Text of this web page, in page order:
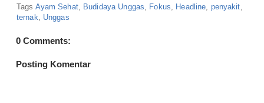
Tags Ayam Sehat, Budidaya Unggas, Fokus, Headline, penyakit,
ternak, Unggas
0 Comments:
Posting Komentar